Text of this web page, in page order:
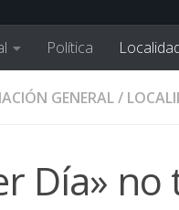
Política
GENERAL/
Día»